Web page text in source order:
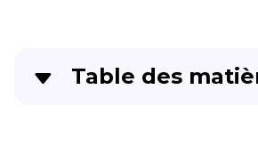
Table des